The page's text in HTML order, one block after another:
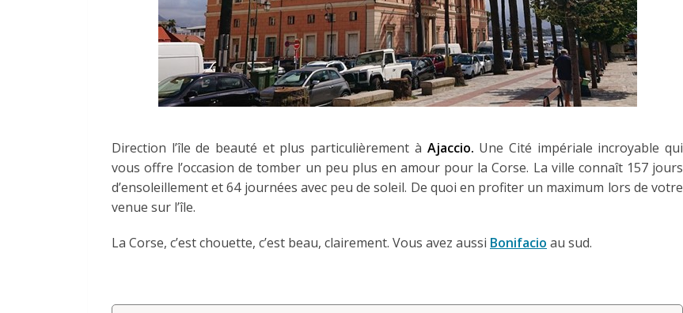
Direction l’île de beauté et plus particulièrement à Ajaccio. Une Cité impériale incroyable qui
vous offre l’occasion de tomber un peu plus en amour pour la Corse. La ville connaît 157 jours
d’ensoleillement et 64 journées avec peu de soleil. De quoi en profiter un maximum lors de votre
venue sur l’île.
La Corse, c’est chouette, c’est beau, clairement. Vous avez aussi Bonifacio au sud.